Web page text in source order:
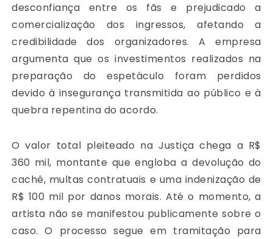
desconfiança entre os fãs e prejudicado a
comercialização dos ingressos, afetando a
credibilidade dos organizadores. A empresa
argumenta que os investimentos realizados na
preparação do espetáculo foram perdidos
devido à insegurança transmitida ao público e à
quebra repentina do acordo.
O valor total pleiteado na Justiça chega a R$
360 mil, montante que engloba a devolução do
cachê, multas contratuais e uma indenização de
R$ 100 mil por danos morais. Até o momento, a
artista não se manifestou publicamente sobre o
caso. O processo segue em tramitação para